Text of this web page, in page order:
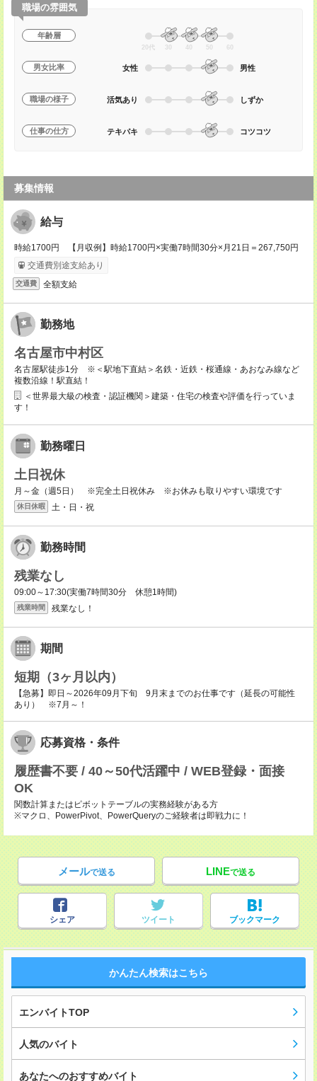
職場の雰囲気
年齢層
20代 30 40 50 60
男女比率 女性 男性
職場の様子 活気あり しずか
仕事の仕方 テキパキ コツコツ
募集情報
給与
時給1700円 【月収例】時給1700円×実働7時間30分×月21日＝267,750円
交通費別途支給あり
交通費 全額支給
勤務地
名古屋市中村区
名古屋駅徒歩1分 ※＜駅地下直結＞名鉄・近鉄・桜通線・あおなみ線など
複数沿線！駅直結！
＜世界最大級の検査・認証機関＞建築・住宅の検査や評価を行っていま
す！
勤務曜日
土日祝休
月～金（週5日） ※完全土日祝休み ※お休みも取りやすい環境です
休日休暇 土・日・祝
勤務時間
残業なし
09:00～17:30(実働7時間30分 休憩1時間)
残業時間 残業なし！
期間
短期（3ヶ月以内）
【急募】即日～2026年09月下旬 9月末までのお仕事です（延長の可能性
あり） ※7月～！
応募資格・条件
履歴書不要 / 40～50代活躍中 / WEB登録・面接
OK
関数計算またはピボットテーブルの実務経験がある方
※マクロ、PowerPivot、PowerQueryのご経験者は即戦力に！
メールで送る LINEで送る
シェア ツイート ブックマーク
かんたん検索はこちら
エンバイトTOP
人気のバイト
あなたへのおすすめバイト